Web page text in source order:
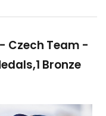
Czech Team -
Bronze